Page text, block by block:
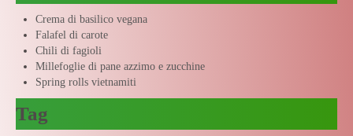
Crema di basilico vegana
Falafel di carote
Chili di fagioli
Millefoglie di pane azzimo e zucchine
Spring rolls vietnamiti
Tag